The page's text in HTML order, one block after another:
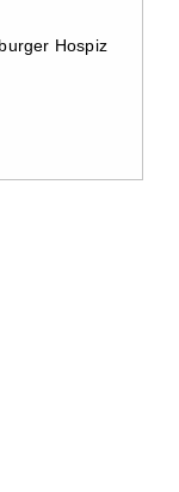
Hospiz